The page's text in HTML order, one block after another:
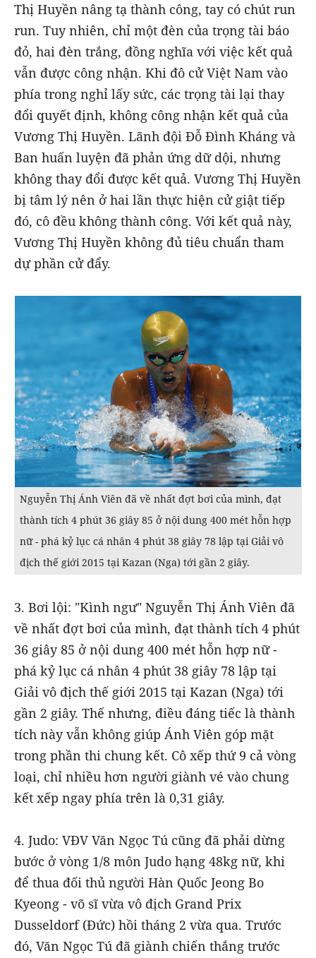
Thị Huyền nâng tạ thành công, tay có chút run
run. Tuy nhiên, chỉ một đèn của trọng tài báo
đỏ, hai đèn trắng, đồng nghĩa với việc kết quả
vẫn được công nhận. Khi đô cử Việt Nam vào
phía trong nghỉ lấy sức, các trọng tài lại thay
đổi quyết định, không công nhận kết quả của
Vương Thị Huyền. Lãnh đội Đỗ Đình Kháng và
Ban huấn luyện đã phản ứng dữ dội, nhưng
không thay đổi được kết quả. Vương Thị Huyền
bị tâm lý nên ở hai lần thực hiện cử giật tiếp
đó, cô đều không thành công. Với kết quả này,
Vương Thị Huyền không đủ tiêu chuẩn tham
dự phần cử đẩy.
Nguyễn Thị Ánh Viên đã về nhất đợt bơi của mình, đạt
thành tích 4 phút 36 giây 85 ở nội dung 400 mét hỗn hợp
nữ - phá kỷ lục cá nhân 4 phút 38 giây 78 lập tại Giải vô
địch thế giới 2015 tại Kazan (Nga) tới gần 2 giây.
3. Bơi lội: "Kình ngư" Nguyễn Thị Ánh Viên đã
về nhất đợt bơi của mình, đạt thành tích 4 phút
36 giây 85 ở nội dung 400 mét hỗn hợp nữ -
phá kỷ lục cá nhân 4 phút 38 giây 78 lập tại
Giải vô địch thế giới 2015 tại Kazan (Nga) tới
gần 2 giây. Thế nhưng, điều đáng tiếc là thành
tích này vẫn không giúp Ánh Viên góp mặt
trong phần thi chung kết. Cô xếp thứ 9 cả vòng
loại, chỉ nhiều hơn người giành vé vào chung
kết xếp ngay phía trên là 0,31 giây.
4. Judo: VĐV Văn Ngọc Tú cũng đã phải dừng
bước ở vòng 1/8 môn Judo hạng 48kg nữ, khi
để thua đối thủ người Hàn Quốc Jeong Bo
Kyeong - võ sĩ vừa vô địch Grand Prix
Dusseldorf (Đức) hồi tháng 2 vừa qua. Trước
đó, Văn Ngọc Tú đã giành chiến thắng trước